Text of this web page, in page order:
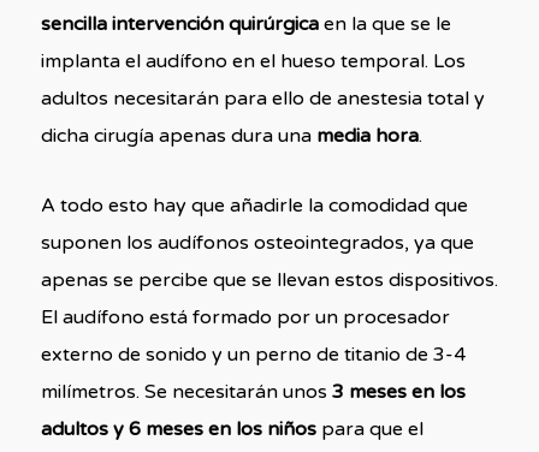
sencilla intervención quirúrgicaen la que se le
implanta el audífono en el hueso temporal. Los
adultos necesitarán para ello de anestesia total y
dicha cirugía apenas dura una media hora.
A todo esto hay que añadirle la comodidad que
suponen los audífonos osteointegrados, ya que
apenas se percibe que se llevan estos dispositivos.
El audífono está formado por un procesador
externo de sonido y un perno de titanio de 3-4
milímetros. Se necesitarán unos 3 meses en los
adultos y 6 meses en los niñospara que el